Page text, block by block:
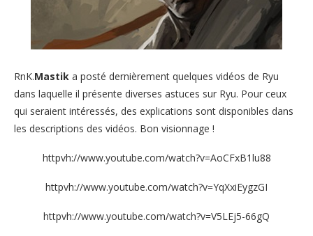
RnK.Mastik a posté dernièrement quelques vidéos de Ryu
dans laquelle il présente diverses astuces sur Ryu. Pour ceux
qui seraient intéressés, des explications sont disponibles dans
les descriptions des vidéos. Bon visionnage !
httpvh://www.youtube.com/watch?v=AoCFxB1lu88
httpvh://www.youtube.com/watch?v=YqXxiEygzGI
httpvh://www.youtube.com/watch?v=V5LEj5-66gQ